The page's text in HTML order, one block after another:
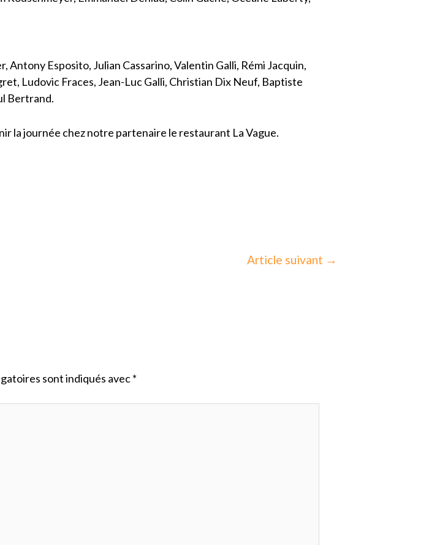
Esposito, Julian Cassarino, Valentin Galli, Rémi Jacquin,
Ludovic Fraces, Jean-Luc Galli, Christian Dix Neuf, Baptiste
Bertrand.
la journée chez notre partenaire le restaurant La Vague.
Article suivant →
sont indiqués avec*